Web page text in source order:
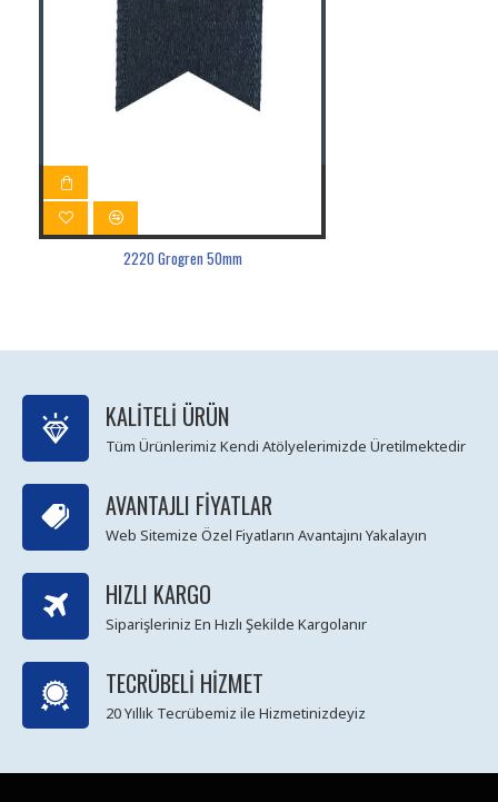
2220 Grogren 50mm
KALITELI ÜRÜN
Tüm Ürünlerimiz Kendi Atölyelerimizde Üretilmektedir
AVANTAJLI FIYATLAR
Web Sitemize Özel Fiyatların Avantajını Yakalayın
HIZLI KARGO
Siparişleriniz En Hızlı Şekilde Kargolanır
TECRÜBELI HIZMET
20 Yıllık Tecrübemiz ile Hizmetinizdeyiz